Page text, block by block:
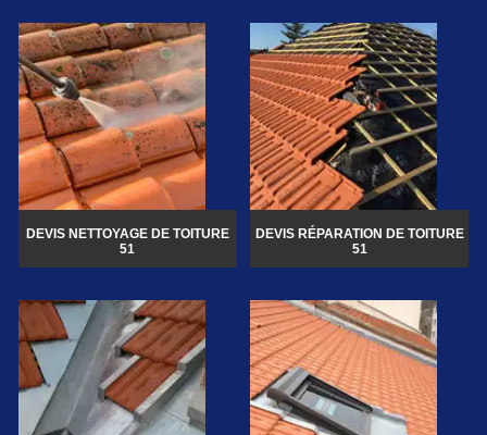
DEVIS NETTOYAGE DE TOITURE
51
DEVIS RÉPARATION DE TOITURE
51